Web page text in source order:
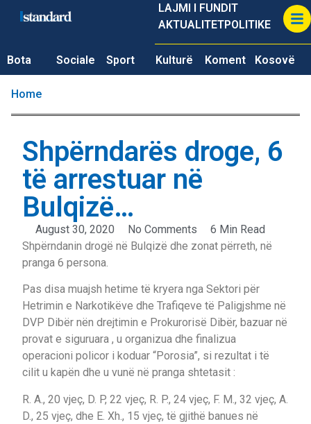
LAJMI I FUNDIT
AKTUALITETPOLITIKE
Bota Sociale Sport Kulturë Koment Kosovë
Home
Shpërndarës droge, 6
të arrestuar në
Bulqizë…
August 30, 2020 No Comments
6 Min Read
Shpërndanin drogë në Bulqizë dhe zonat përreth, në
pranga 6 persona.
Pas disa muajsh hetime të kryera nga Sektori për
Hetrimin e Narkotikëve dhe Trafiqeve të Paligjshme në
DVP Dibër nën drejtimin e Prokurorisë Dibër, bazuar në
provat e siguruara , u organizua dhe finalizua
operacioni policor i koduar “Porosia”, si rezultat i të
cilit u kapën dhe u vunë në pranga shtetasit :
R. A., 20 vjeç, D. P, 22 vjeç, R. P., 24 vjeç, F. M., 32 vjeç, A.
D., 25 vjeç, dhe E. Xh., 15 vjeç, të gjithë banues në